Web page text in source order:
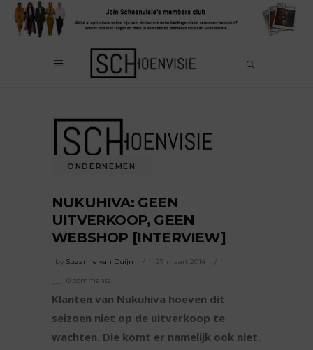
ONDERNEMEN
NUKUHIVA: GEEN
UITVERKOOP, GEEN
WEBSHOP [INTERVIEW]
by Suzanne van Duijn 27 maart 2014
0 comments
Klanten van Nukuhiva hoeven dit
seizoen niet op de uitverkoop te
wachten. Die komt er namelijk ook niet.